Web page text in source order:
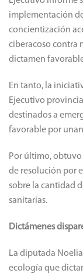
implementación
concientización
ciberacoso contra
dictamen
En tanto, la
Ejecutivo
destinados a
favorable por
Por último,
de resolución por
sobre la cantidad
sanitarias.
Dictámenes
La diputada
ecología que